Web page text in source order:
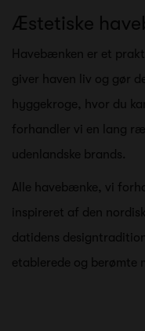
Æstetiske
Havebænken er et
giver haven liv og gør
hyggekroge, hvor du
forhandler vi en lang
udenlandske brands.
Alle havebænke, vi
inspireret af den
datidens
etablerede og berømte